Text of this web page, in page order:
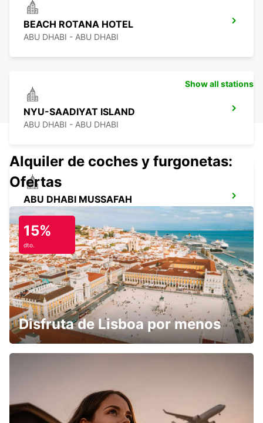
BEACH ROTANA HOTEL
ABU DHABI - ABU DHABI
NYU-SAADIYAT ISLAND
ABU DHABI - ABU DHABI
ABU DHABI MUSSAFAH
ABU DHABI - ABU DHABI
Show all stations
Alquiler de coches y furgonetas:
Ofertas
15%
dto.
Disfruta de Lisboa por menos